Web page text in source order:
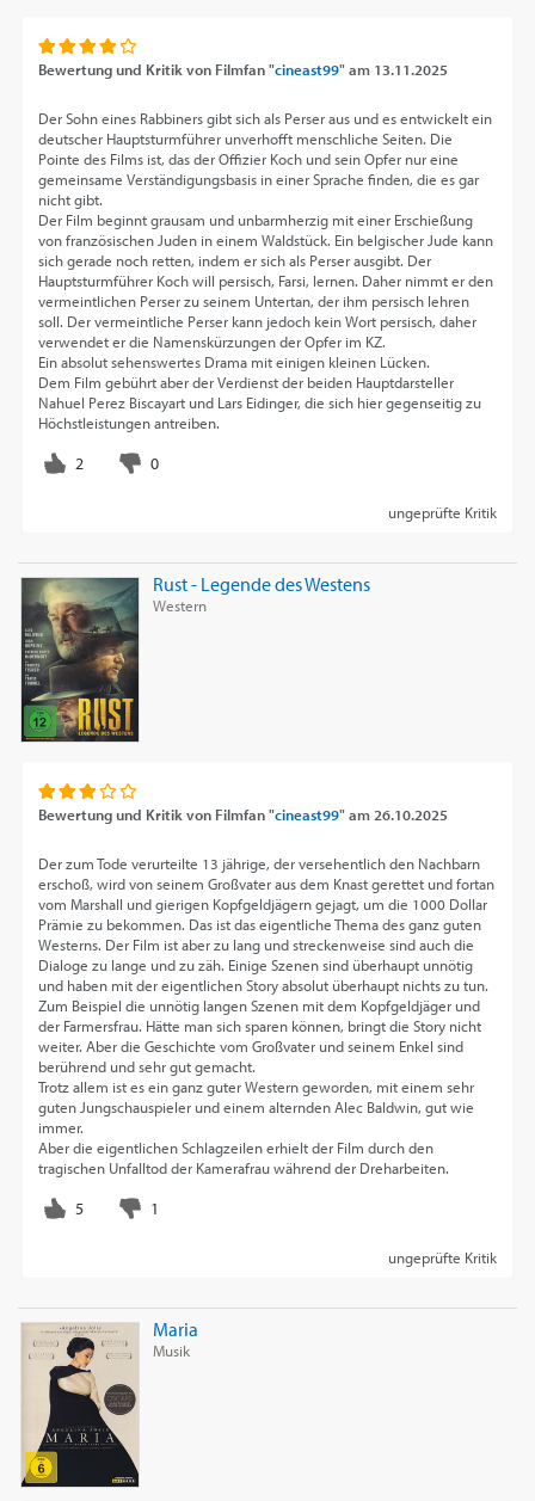
Bewertung und Kritik von Filmfan "cineast99"am 13.11.2025
Der Sohn eines Rabbiners gibt sich als Perser aus und es entwickelt ein
deutscher Hauptsturmführer unverhofft menschliche Seiten. Die
Pointe des Films ist, das der Offizier Koch und sein Opfer nur eine
gemeinsame Verständigungsbasis in einer Sprache finden, die es gar
nicht gibt.
Der Film beginnt grausam und unbarmherzig mit einer Erschießung
von französischen Juden in einem Waldstück. Ein belgischer Jude kann
sich gerade noch retten, indem er sich als Perser ausgibt. Der
Hauptsturmführer Koch will persisch, Farsi, lernen. Daher nimmt er den
vermeintlichen Perser zu seinem Untertan, der ihm persisch lehren
soll. Der vermeintliche Perser kann jedoch kein Wort persisch, daher
verwendet er die Namenskürzungen der Opfer im KZ.
Ein absolut sehenswertes Drama mit einigen kleinen Lücken.
Dem Film gebührt aber der Verdienst der beiden Hauptdarsteller
Nahuel Perez Biscayart und Lars Eidinger, die sich hier gegenseitig zu
Höchstleistungen antreiben.
ungeprüfte Kritik
Rust - Legende des Westens
Western
Bewertung und Kritik von Filmfan "cineast99"am 26.10.2025
Der zum Tode verurteilte 13 jährige, der versehentlich den Nachbarn
erschoß, wird von seinem Großvater aus dem Knast gerettet und fortan
vom Marshall und gierigen Kopfgeldjägern gejagt, um die 1000 Dollar
Prämie zu bekommen. Das ist das eigentliche Thema des ganz guten
Westerns. Der Film ist aber zu lang und streckenweise sind auch die
Dialoge zu lange und zu zäh. Einige Szenen sind überhaupt unnötig
und haben mit der eigentlichen Story absolut überhaupt nichts zu tun.
Zum Beispiel die unnötig langen Szenen mit dem Kopfgeldjäger und
der Farmersfrau. Hätte man sich sparen können, bringt die Story nicht
weiter. Aber die Geschichte vom Großvater und seinem Enkel sind
berührend und sehr gut gemacht.
Trotz allem ist es ein ganz guter Western geworden, mit einem sehr
guten Jungschauspieler und einem alternden Alec Baldwin, gut wie
immer.
Aber die eigentlichen Schlagzeilen erhielt der Film durch den
tragischen Unfalltod der Kamerafrau während der Dreharbeiten.
ungeprüfte Kritik
Maria
Musik